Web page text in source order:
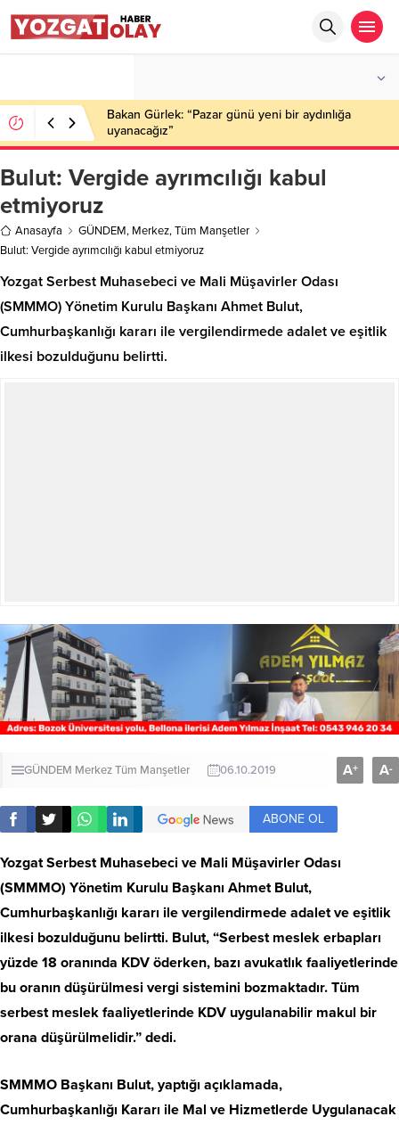
Bakan Gürlek: “Pazar günü yeni bir aydınlığa
uyanacağız”
Bulut: Vergide ayrımcılığı kabul
etmiyoruz
Anasayfa GÜNDEM, Merkez,Tüm Manşetler
Bulut: Vergide ayrımcılığı kabul etmiyoruz
Yozgat Serbest Muhasebeci ve Mali Müşavirler Odası
(SMMMO) Yönetim Kurulu Başkanı Ahmet Bulut,
Cumhurbaşkanlığı kararı ile vergilendirmede adalet ve eşitlik
ilkesi bozulduğunu belirtti.
GÜNDEM MerkezTüm Manşetler 06.10.2019 A+ A-
ABONE OL
Yozgat Serbest Muhasebeci ve Mali Müşavirler Odası
(SMMMO) Yönetim Kurulu Başkanı Ahmet Bulut,
Cumhurbaşkanlığı kararı ile vergilendirmede adalet ve eşitlik
ilkesi bozulduğunu belirtti. Bulut, “Serbest meslek erbapları
yüzde 18 oranında KDV öderken, bazı avukatlık faaliyetlerinde
bu oranın düşürülmesi vergi sistemini bozmaktadır. Tüm
serbest meslek faaliyetlerinde KDV uygulanabilir makul bir
orana düşürülmelidir.” dedi.
SMMMO Başkanı Bulut, yaptığı açıklamada,
Cumhurbaşkanlığı Kararı ile Mal ve Hizmetlerde Uygulanacak